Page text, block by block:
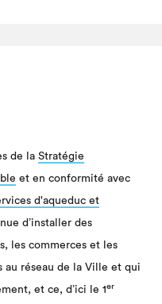
de la Stratégie
et en conformité avec
d'aqueduc et
d’installer des
les commerces et les
au réseau de la Ville et qui
et ce, d’ici le 1er